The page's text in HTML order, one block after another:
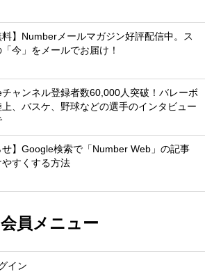
料】Numberメールマガジン好評配信中。ス
今」をメールでお届け！
チャンネル登録者数60,000人突破！バレーボ
上、バスケ、野球などの選手のインタビュー
せ】Google検索で「Number Web」の記事
やすくする方法
会員メニュー
イン